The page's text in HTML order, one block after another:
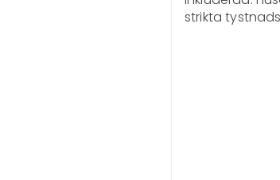
strikta